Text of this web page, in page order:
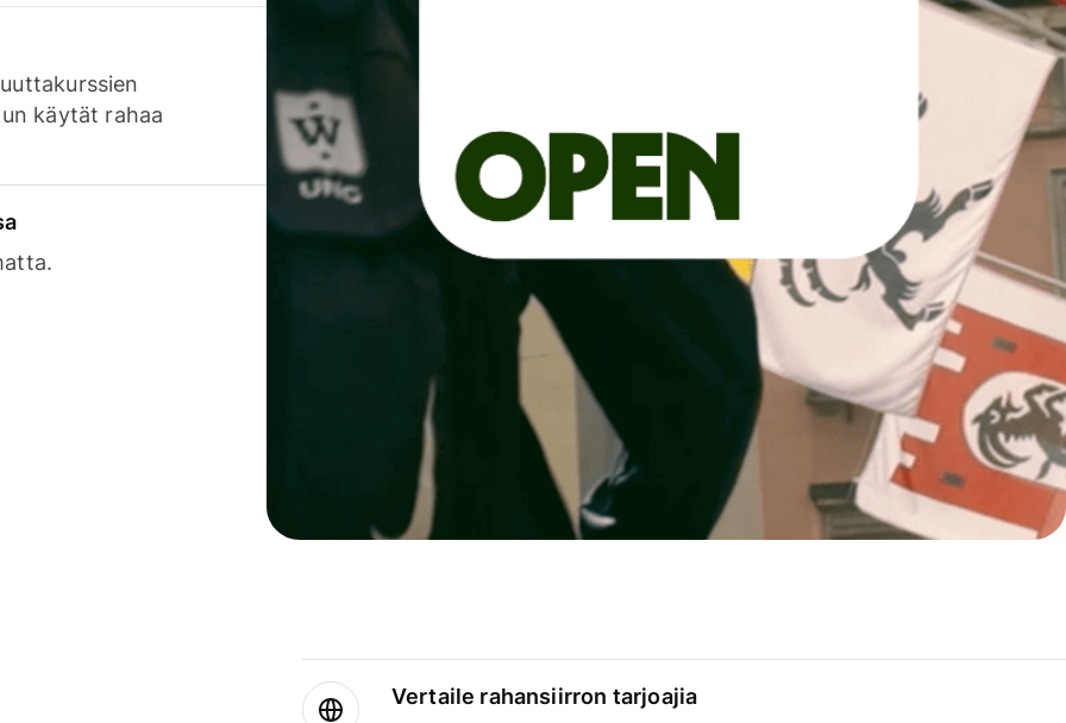
käytät rahaa
Vertaile rahansiirron tarjoajia